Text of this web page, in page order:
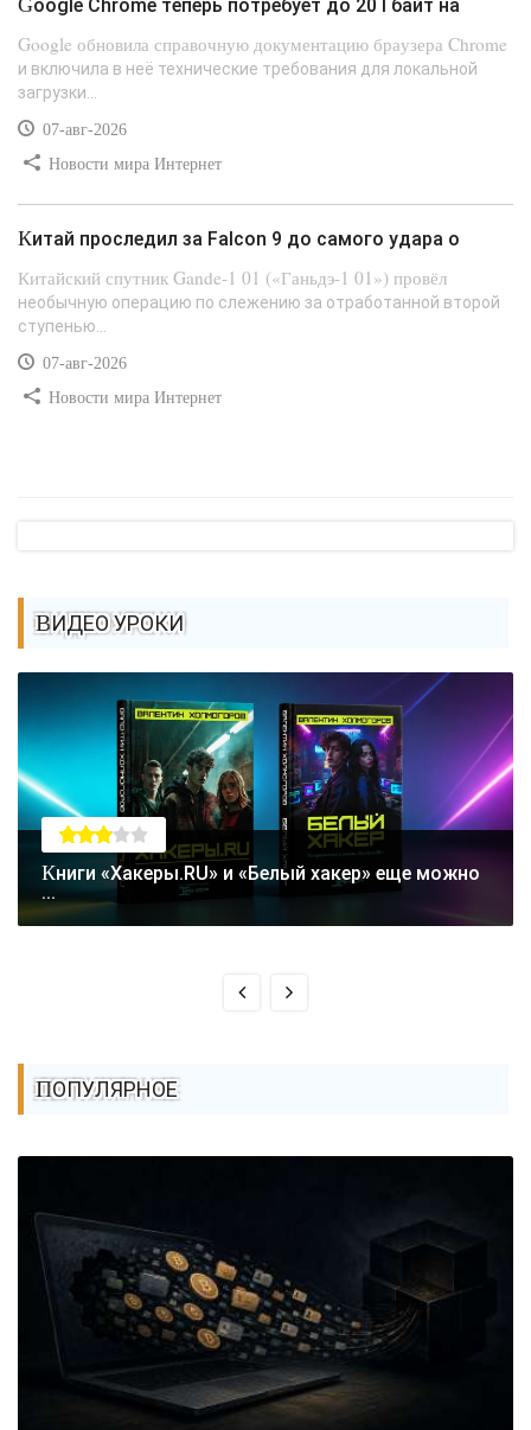
Google Chrome теперь потребует до 20 Гбайт на
Google обновила справочную документацию браузера Chrome
и включила в неё технические требования для локальной
загрузки...
07-авг-2026
Новости мира Интернет
Китай проследил за Falcon 9 до самого удара о
Китайский спутник Gande-1 01 («Ганьдэ-1 01») провёл
необычную операцию по слежению за отработанной второй
ступенью...
07-авг-2026
Новости мира Интернет
ВИДЕО УРОКИ
Книги «Хакеры.RU» и «Белый хакер» еще можно
...
ПОПУЛЯРНОЕ